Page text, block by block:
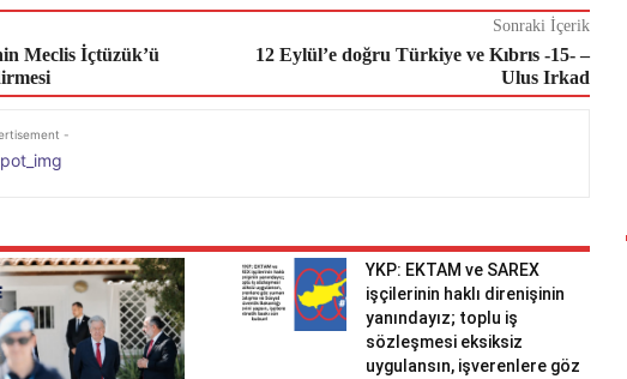
Meclis İçtüzük’ü
Sonraki İçerik
12 Eylül’e doğru Türkiye ve Kıbrıs -15- –
Ulus Irkad
-
YKP: EKTAM ve SAREX
işçilerinin haklı direnişinin
yanındayız; toplu iş
sözleşmesi eksiksiz
uygulansın, işverenlere göz